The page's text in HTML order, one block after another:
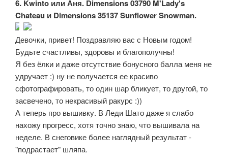
6. Kwinto или Аня. Dimensions 03790 M'Lady's
Chateau и Dimensions 35137 Sunflower Snowman.
Девочки, привет! Поздравляю вас с Новым годом!
Будьте счастливы, здоровы и благополучны!
Я без ёлки и даже отсутствие бонусного балла меня не
удручает :) ну не получается ее красиво
сфотографировать, то один шар бликует, то другой, то
засвечено, то некрасивый ракурс :))
А теперь про вышивку. В Леди Шато даже я слабо
нахожу прогресс, хотя точно знаю, что вышивала на
неделе. В снеговике более наглядный результат -
"подрастает" шляпа.